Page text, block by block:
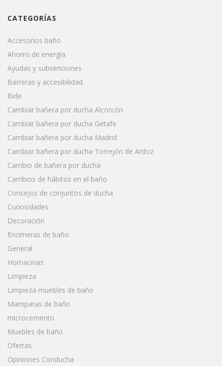
CATEGORÍAS
Accesorios baño
Ahorro de energía
Ayudas y subvenciones
Barreras y accesibilidad
Bide
Cambiar bañera por ducha Alcorcón
Cambiar bañera por ducha Getafe
Cambiar bañera por ducha Madrid
Cambiar bañera por ducha Torrejón de Ardoz
Cambio de bañera por ducha
Cambios de hábitos en el baño
Consejos de conjuntos de ducha
Curiosidades
Decoración
Encimeras de baño
General
Hornacinas
Limpieza
Limpieza muebles de baño
Mamparas de baño
microcemento
Muebles de baño
Ofertas
Opiniones Conducha